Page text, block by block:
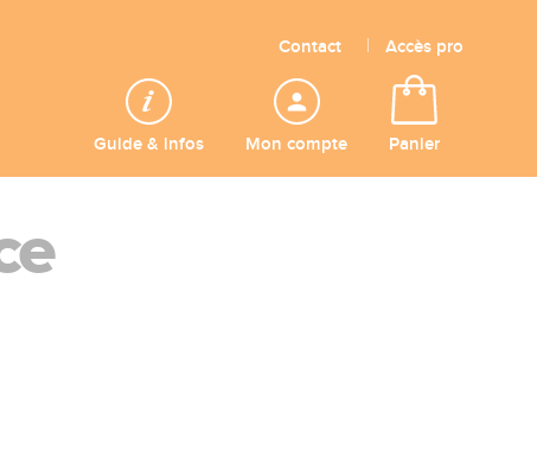
Contact Accès pro
Guide & infos Mon compte Panier